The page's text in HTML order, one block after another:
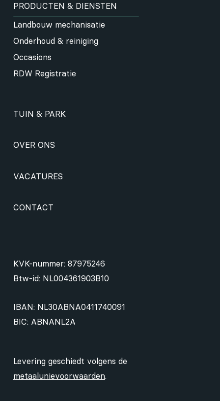
PRODUCTEN & DIENSTEN
Landbouw mechanisatie
Onderhoud & reiniging
Occasions
RDW Registratie
TUIN & PARK
OVER ONS
VACATURES
CONTACT
KVK-nummer: 87975246
Btw-id: NL004361903B10
IBAN: NL30ABNA0411740091
BIC: ABNANL2A
Levering geschiedt volgens de
metaalunievoorwaarden.